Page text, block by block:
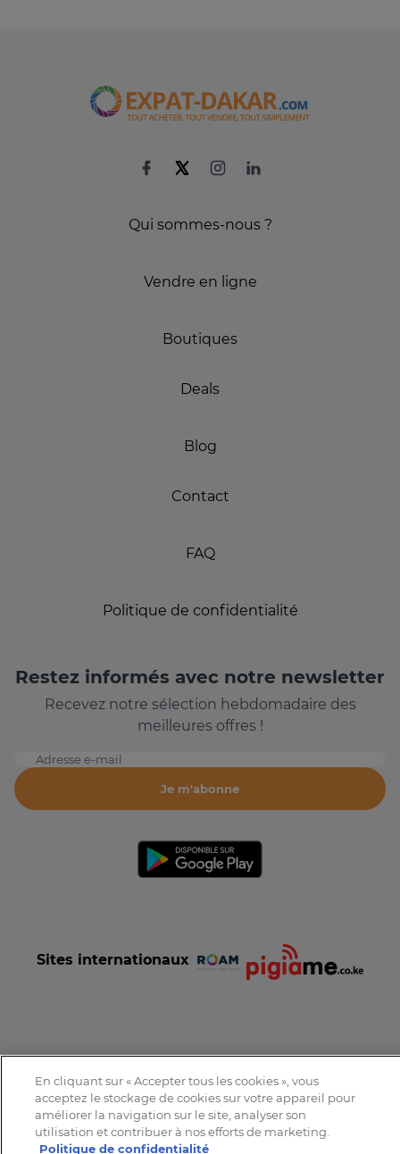
Qui sommes-nous ?
Vendre en ligne
Boutiques
Deals
Blog
Contact
FAQ
Politique de confidentialité
Restez informés avec notre newsletter
Recevez notre sélection hebdomadaire des
meilleures offres !
Adresse e-mail
Je m'abonne
Sites internationaux
Tous droits réservés © 2016-2026 Expat-Dakar
En cliquant sur « Accepter tous les cookies », vous
acceptez le stockage de cookies sur votre appareil pour
améliorer la navigation sur le site, analyser son
utilisation et contribuer à nos efforts de marketing.
Politique de confidentialité